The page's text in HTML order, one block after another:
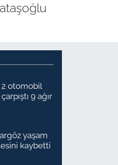
2 otomobil
9 ağır
yaşam
kaybetti